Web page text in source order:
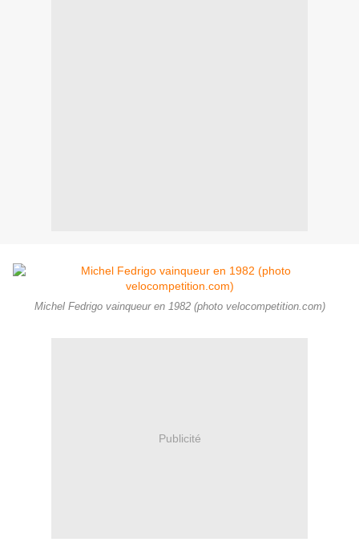
Michel Fedrigo vainqueur en 1982 (photo velocompetition.com)
Publicité